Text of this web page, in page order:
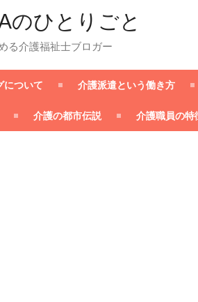
のひとりごと
る介護福祉士ブロガー
について 介護派遣という働き方
介護の都市伝説 介護職員の特